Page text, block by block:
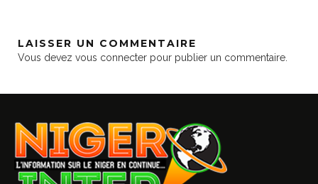
LAISSER UN COMMENTAIRE
Vous devez vous connecter pour publier un commentaire.